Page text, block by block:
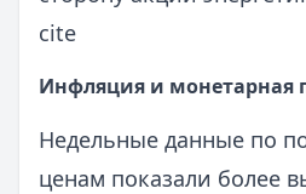
cite
Инфляция и монетарная
Недельные данные по
ценам показали более